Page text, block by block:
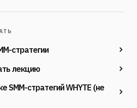
стратегии
лекцию
SMM-стратегий WHYTE (не